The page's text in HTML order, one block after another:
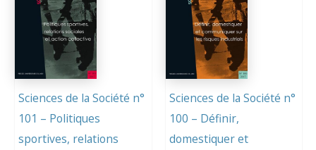
Sciences de la Société n°
101 – Politiques
sportives, relations
Sciences de la Société n°
100 – Définir,
domestiquer et